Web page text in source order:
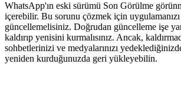
WhatsApp'ın eski sürümü Son Görülme
içerebilir. Bu sorunu çözmek için
güncellemelisiniz. Doğrudan güncelleme işe
kaldırıp yenisini kurmalısınız. Ancak,
sohbetlerinizi ve medyalarınızı
yeniden kurduğunuzda geri yükleyebilin.